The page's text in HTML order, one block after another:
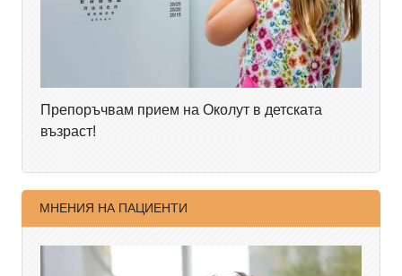
Препоръчвам прием на Околут в детската
възраст!
МНЕНИЯ НА ПАЦИЕНТИ